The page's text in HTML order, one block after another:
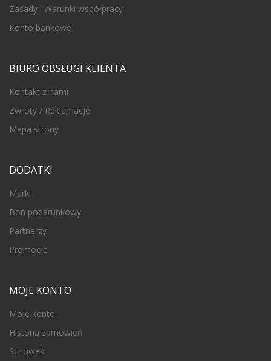
Zasady i Warunki współpracy
Konto bankowe
BIURO OBSŁUGI KLIENTA
Kontakt z nami
Zwroty / Reklamacje
Mapa strony
DODATKI
Marki
Bon podarunkowy
Partnerzy
Promocje
MOJE KONTO
Moje konto
Historia zamówień
Schowek